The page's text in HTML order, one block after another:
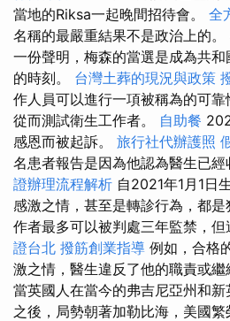
當地的Riksa一起晚間招待會。 全
名稱的最嚴重結果不是政治上的
一份聲明，梅森的當選是成為共
的時刻。 台灣土葬的現況與政策
作人員可以進行一項被稱為的可靠
從而測試衛生工作者。 自助餐
感恩而被起訴。 旅行社代辦護照
名患者報告是因為他認為醫生已經
證辦理流程解析 自2021年1月1日
感激之情，甚至是轉診行為，都
作者最多可以被判處三年監禁，但
證台北 撥筋創業指導 例如，合格
激之情，醫生違反了他的職責或繼
當英國人在當今的弗吉尼亞州和
之後，局勢朝著加勒比海，美國